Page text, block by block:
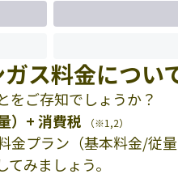
ス料金につい
をご存知でしょうか？
）+ 消費税 （※1,2）
プラン（基本料金/従
みましょう。